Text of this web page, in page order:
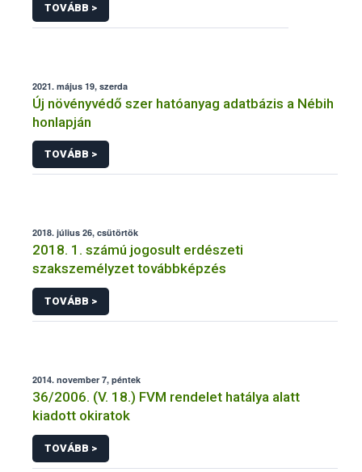
TOVÁBB >
2021. május 19, szerda
Új növényvédő szer hatóanyag adatbázis a Nébih
honlapján
TOVÁBB >
2018. július 26, csütörtök
2018. 1. számú jogosult erdészeti
szakszemélyzet továbbképzés
TOVÁBB >
2014. november 7, péntek
36/2006. (V. 18.) FVM rendelet hatálya alatt
kiadott okiratok
TOVÁBB >